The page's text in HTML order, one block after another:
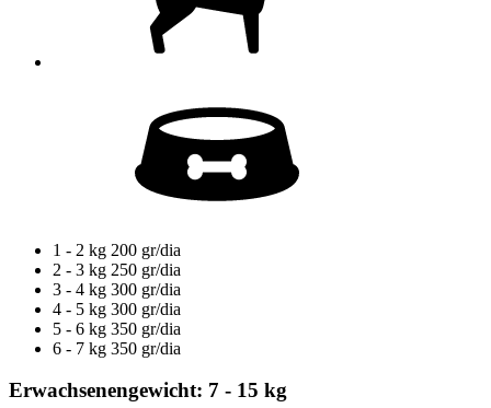
1 - 2 kg 200 gr/dia
2 - 3 kg 250 gr/dia
3 - 4 kg 300 gr/dia
4 - 5 kg 300 gr/dia
5 - 6 kg 350 gr/dia
6 - 7 kg 350 gr/dia
Erwachsenengewicht: 7 - 15 kg